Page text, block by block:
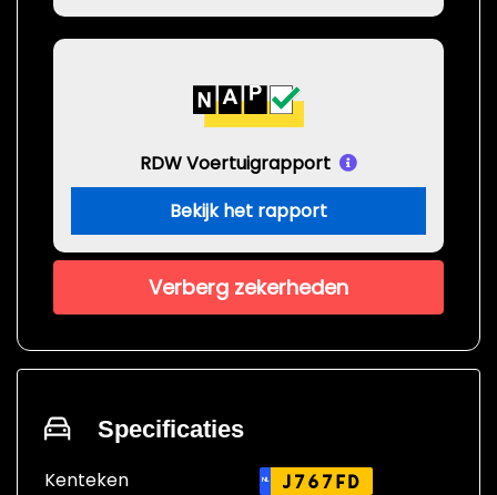
RDW Voertuigrapport
Bekijk het rapport
Verberg zekerheden
Specificaties
Kenteken NL J767FD